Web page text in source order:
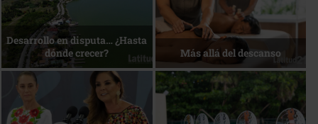
Bottega, un viaje servido a la
mesa
Energía que Impulsa la
competitividad